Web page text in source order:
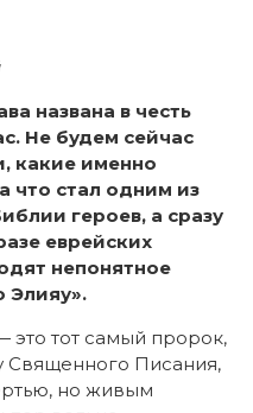
названа в честь
Не будем сейчас
какие именно
что стал одним из
героев, а сразу
еврейских
непонятное
Элияу».
это тот самый пророк,
Священного Писания,
но живым